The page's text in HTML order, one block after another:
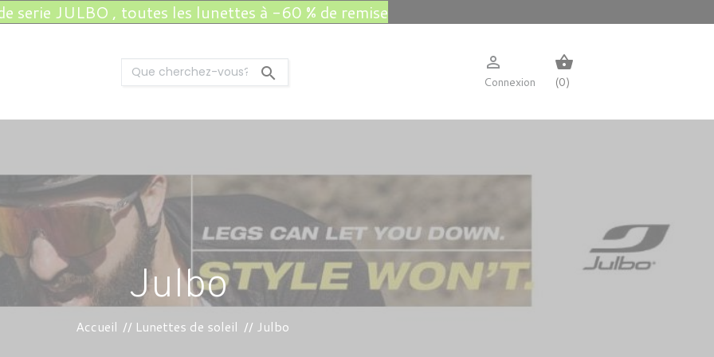
serie JULBO , toutes les lunettes à -60 % de remise


Connexion
shopping_basket
(0)
Julbo
Accueil Lunettes de soleil Julbo